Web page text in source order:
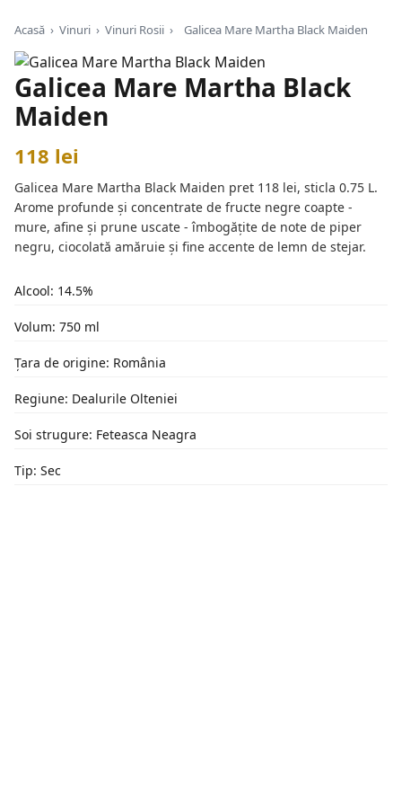
Acasă › Vinuri › Vinuri Rosii › Galicea Mare Martha Black Maiden
Galicea Mare Martha Black
Maiden
118 lei
Galicea Mare Martha Black Maiden pret 118 lei, sticla 0.75 L.
Arome profunde și concentrate de fructe negre coapte -
mure, afine și prune uscate - îmbogățite de note de piper
negru, ciocolată amăruie și fine accente de lemn de stejar.
Alcool: 14.5%
Volum: 750 ml
Țara de origine: România
Regiune: Dealurile Olteniei
Soi strugure: Feteasca Neagra
Tip: Sec